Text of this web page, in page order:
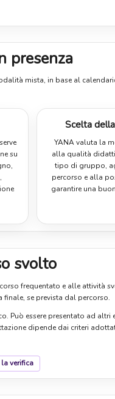
presenza
mista, in base al
su
Scelta
YANA valuta la
alla qualità
tipo di gruppo,
percorso e alla
garantire una
svolto
frequentato e alle attività
finale, se prevista dal percorso.
Può essere presentato ad altri
dipende dai criteri
verifica